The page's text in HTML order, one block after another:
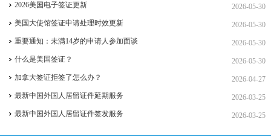
2026-05-30
2026美国电子签证更新
2026-05-30
美国大使馆签证申请处理时效更新
2026-05-30
重要通知：未满14岁的申请人参加面谈
2026-05-30
什么是美国签证？
2026-04-27
加拿大签证拒签了怎么办？
2026-03-25
最新中国外国人居留证件延期服务
2026-03-25
最新中国外国人居留证件签发服务